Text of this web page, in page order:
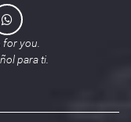
you.
para ti.